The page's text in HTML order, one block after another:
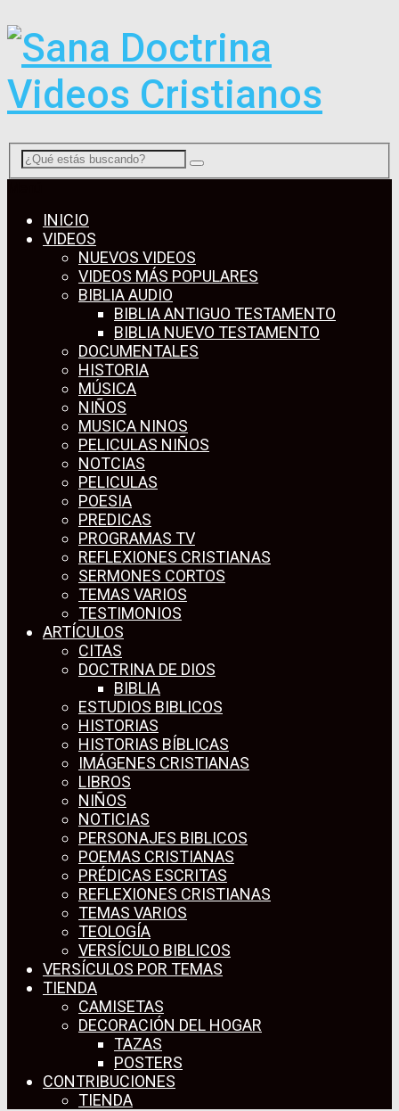
INICIO
VIDEOS
NUEVOS VIDEOS
VIDEOS MÁS POPULARES
BIBLIA AUDIO
BIBLIA ANTIGUO TESTAMENTO
BIBLIA NUEVO TESTAMENTO
DOCUMENTALES
HISTORIA
MÚSICA
NIÑOS
MUSICA NINOS
PELICULAS NIÑOS
NOTCIAS
PELICULAS
POESIA
PREDICAS
PROGRAMAS TV
REFLEXIONES CRISTIANAS
SERMONES CORTOS
TEMAS VARIOS
TESTIMONIOS
ARTÍCULOS
CITAS
DOCTRINA DE DIOS
BIBLIA
ESTUDIOS BIBLICOS
HISTORIAS
HISTORIAS BÍBLICAS
IMÁGENES CRISTIANAS
LIBROS
NIÑOS
NOTICIAS
PERSONAJES BIBLICOS
POEMAS CRISTIANAS
PRÉDICAS ESCRITAS
REFLEXIONES CRISTIANAS
TEMAS VARIOS
TEOLOGÍA
VERSÍCULO BIBLICOS
VERSÍCULOS POR TEMAS
TIENDA
CAMISETAS
DECORACIÓN DEL HOGAR
TAZAS
POSTERS
CONTRIBUCIONES
TIENDA